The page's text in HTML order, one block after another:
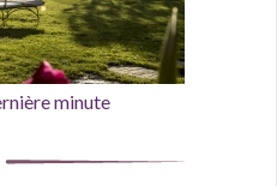
minute